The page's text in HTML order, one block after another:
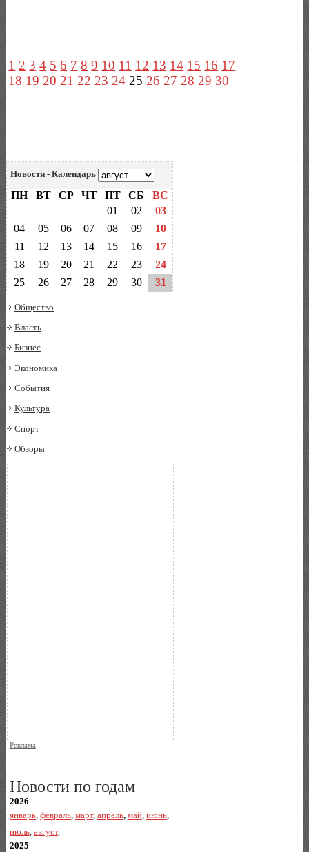
1 2 3 4 5 6 7 8 9 10 11 12 13 14 15 16 17
18 19 20 21 22 23 24 25 26 27 28 29 30
Новости - Календарь
ПН ВТ СР ЧТ ПТ СБ
ВС
01
02
03
04
05 06 07 08 09
10
11
12 13 14 15 16
17
18
19 20 21 22 23
24
25
26 27 28 29 30 31
Общество
Власть
Бизнес
Экономика
События
Культура
Спорт
Обзоры
Реклама
Новости по годам
2026
январь, февраль, март, апрель, май, июнь,
июль, август,
2025